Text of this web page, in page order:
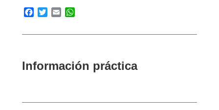
Facebook
TwitterEmail
Información práctica